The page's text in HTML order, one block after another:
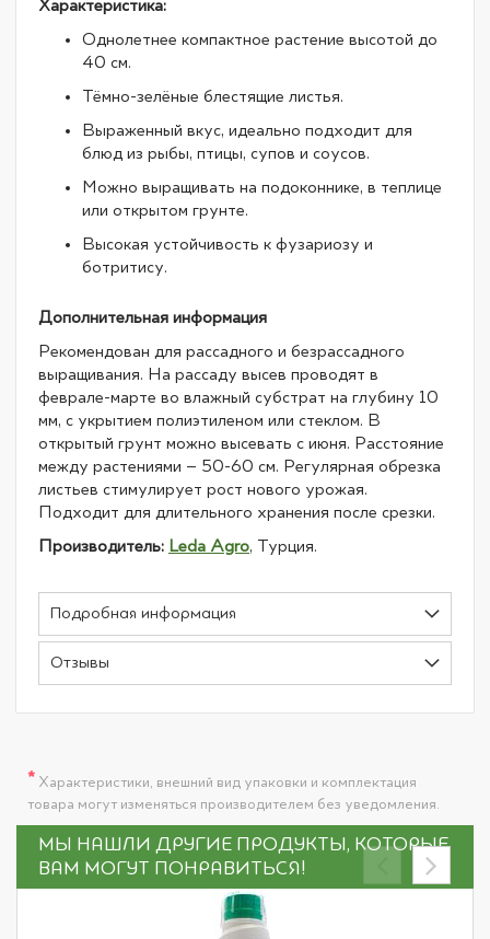
Характеристика:
Однолетнее компактное растение высотой до
40 см.
Тёмно-зелёные блестящие листья.
Выраженный вкус, идеально подходит для
блюд из рыбы, птицы, супов и соусов.
Можно выращивать на подоконнике, в теплице
или открытом грунте.
Высокая устойчивость к фузариозу и
ботритису.
Дополнительная информация
Рекомендован для рассадного и безрассадного
выращивания. На рассаду высев проводят в
феврале-марте во влажный субстрат на глубину 10
мм, с укрытием полиэтиленом или стеклом. В
открытый грунт можно высевать с июня. Расстояние
между растениями – 50-60 см. Регулярная обрезка
листьев стимулирует рост нового урожая.
Подходит для длительного хранения после срезки.
Производитель: Leda Agro, Турция.
Подробная информация
Отзывы
* Характеристики, внешний вид упаковки и комплектация
товара могут изменяться производителем без уведомления.
МЫ НАШЛИ ДРУГИЕ ПРОДУКТЫ, КОТОРЫЕ
ВАМ МОГУТ ПОНРАВИТЬСЯ!